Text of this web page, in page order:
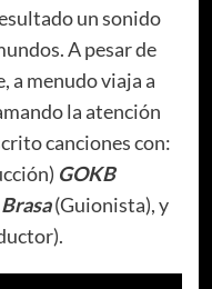
un sonido
A pesar de
a menudo viaja a
la atención
canciones con:
GOKB
Brasa(Guionista), y